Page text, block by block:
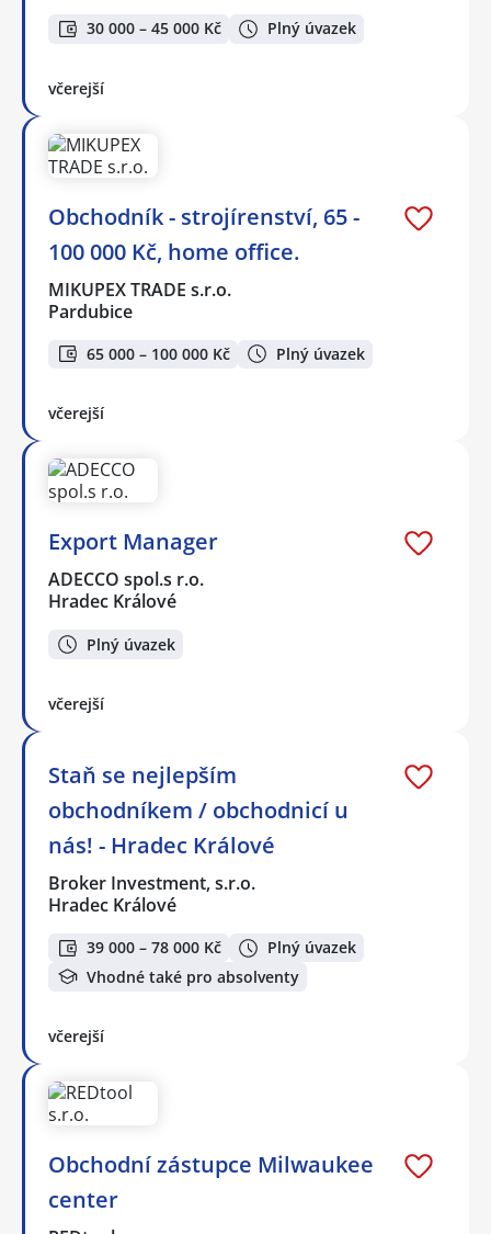
30 000 – 45 000 Kč Plný úvazek
včerejší
Obchodník - strojírenství, 65 -
100 000 Kč, home office.
MIKUPEX TRADE s.r.o.
Pardubice
65 000 – 100 000 Kč Plný úvazek
včerejší
Export Manager
ADECCO spol.s r.o.
Hradec Králové
Plný úvazek
včerejší
Staň se nejlepším
obchodníkem / obchodnicí u
nás! - Hradec Králové
Broker Investment, s.r.o.
Hradec Králové
39 000 – 78 000 Kč
Plný úvazek
Vhodné také pro absolventy
včerejší
Obchodní zástupce Milwaukee
center